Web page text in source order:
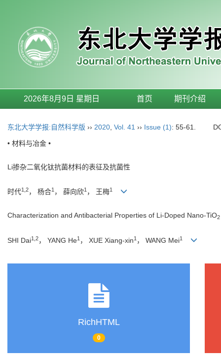
2026年8月9日 星期日 首页 期刊介绍
东北大学学报:自然科学版 ›› 2020 Vol. 41 ›› Issue (1): 55-61.
• 材料与冶金 •
Li掺杂二氧化钛抗菌材料的表征及抗菌性
时代1,2， 杨合1 ， 薛向欣1 ， 王梅1
Characterization and Antibacterial Properties of Li-Doped Nano-TiO2
SHI Dai1,2， YANG He1 ， XUE Xiang-xin1 ， WANG Mei1
RichHTML
0